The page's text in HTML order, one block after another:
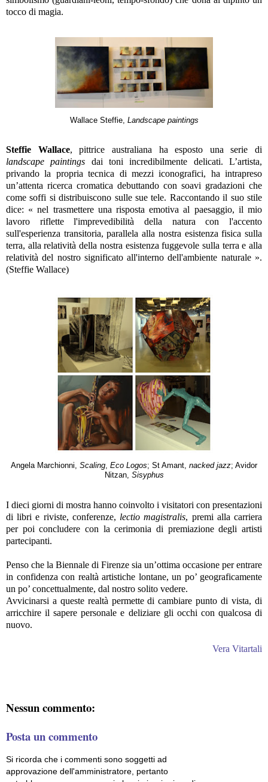
tocco di magia.
Wallace Steffie, Landscape paintings
Steffie Wallace, pittrice australiana ha esposto una serie di
landscape paintings dai toni incredibilmente delicati. L’artista,
privando la propria tecnica di mezzi iconografici, ha intrapreso
un’attenta ricerca cromatica debuttando con soavi gradazioni che
come soffi si distribuiscono sulle sue tele. Raccontando il suo stile
dice: « nel trasmettere una risposta emotiva al paesaggio, il mio
lavoro riflette l'imprevedibilità della natura con l'accento
sull'esperienza transitoria, parallela alla nostra esistenza fisica sulla
terra, alla relatività della nostra esistenza fuggevole sulla terra e alla
relatività del nostro significato all'interno dell'ambiente naturale ».
(Steffie Wallace)
Angela Marchionni, Scaling, Eco Logos; St Amant, nacked jazz; Avidor
Nitzan, Sisyphus
I dieci giorni di mostra hanno coinvolto i visitatori con presentazioni
di libri e riviste, conferenze, lectio magistralis, premi alla carriera
per poi concludere con la cerimonia di premiazione degli artisti
partecipanti.
Penso che la Biennale di Firenze sia un’ottima occasione per entrare
in confidenza con realtà artistiche lontane, un po’ geograficamente
un po’ concettualmente, dal nostro solito vedere.
Avvicinarsi a queste realtà permette di cambiare punto di vista, di
arricchire il sapere personale e deliziare gli occhi con qualcosa di
nuovo.
Vera Vitartali
Nessun commento:
Posta un commento
Si ricorda che i commenti sono soggetti ad
approvazione dell'amministratore, pertanto